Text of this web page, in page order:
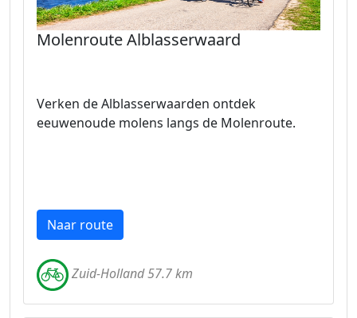
Molenroute Alblasserwaard
Verken de Alblasserwaarden ontdek
eeuwenoude molens langs de Molenroute.
Naar route
Zuid-Holland 57.7 km